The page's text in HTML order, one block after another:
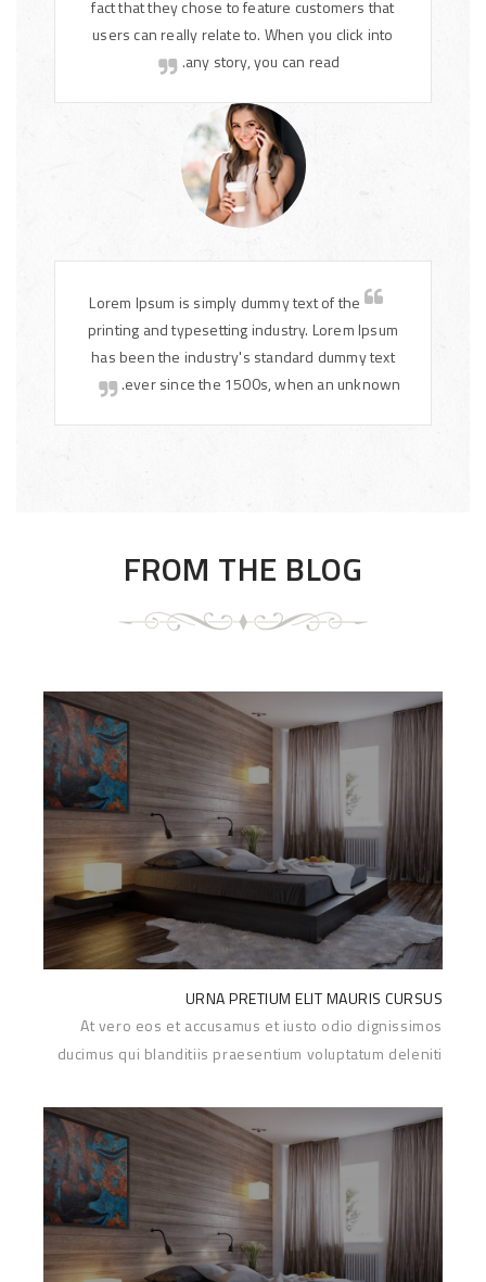
fact that they chose to feature customers that
users can really relate to. When you click into
any story, you can read.
Lorem Ipsum is simply dummy text of the
printing and typesetting industry. Lorem Ipsum
has been the industry's standard dummy text
ever since the 1500s, when an unknown.
FROM THE BLOG
URNA PRETIUM ELIT MAURIS CURSUS
At vero eos et accusamus et iusto odio dignissimos
ducimus qui blanditiis praesentium voluptatum deleniti